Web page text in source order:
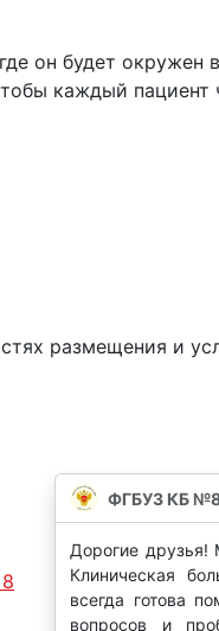
он будет окружен
каждый пациент
размещения и